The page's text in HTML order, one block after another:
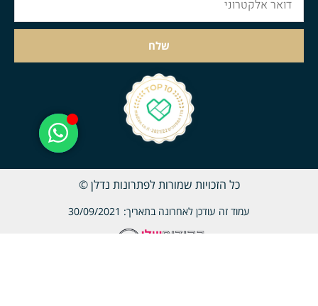
שלח
כל הזכויות שמורות לפתרונות נדלן ©
עמוד זה עודכן לאחרונה בתאריך: 30/09/2021